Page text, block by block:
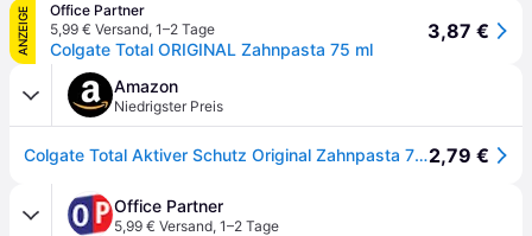
ANZEIGE
Office Partner
5,99 € Versand, 1–2 Tage
Colgate Total ORIGINAL Zahnpasta 75 ml
3,87 €
Amazon
Niedrigster Preis
Colgate Total Aktiver Schutz Original Zahnpasta 75ml2,79 €
Office Partner
5,99 € Versand, 1–2 Tage